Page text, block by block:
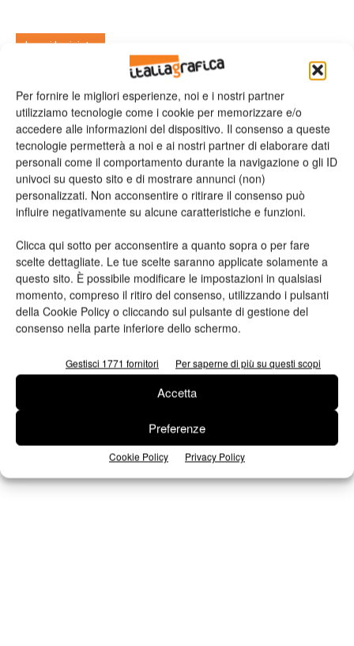
Per fornire le migliori esperienze, noi e i nostri partner
utilizziamo tecnologie come i cookie per memorizzare e/o
accedere alle informazioni del dispositivo. Il consenso a queste
tecnologie permetterà a noi e ai nostri partner di elaborare dati
personali come il comportamento durante la navigazione o gli ID
univoci su questo sito e di mostrare annunci (non)
personalizzati. Non acconsentire o ritirare il consenso può
influire negativamente su alcune caratteristiche e funzioni.
Clicca qui sotto per acconsentire a quanto sopra o per fare
scelte dettagliate. Le tue scelte saranno applicate solamente a
questo sito. È possibile modificare le impostazioni in qualsiasi
momento, compreso il ritiro del consenso, utilizzando i pulsanti
della Cookie Policy o cliccando sul pulsante di gestione del
consenso nella parte inferiore dello schermo.
Gestisci 1771 fornitori Per saperne di più su questi scopi
Accetta
Preferenze
Cookie Policy Privacy Policy
Leggi la rivista
Edicola Web
Iscriviti alla newsletter
Seguici su Facebook